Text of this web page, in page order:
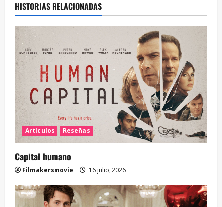
HISTORIAS RELACIONADAS
Artículos Reseñas
Capital humano
Filmakersmovie 16 julio, 2026